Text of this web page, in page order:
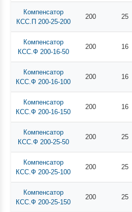
Компенсатор
КСС.П 200-25-200
200 25
Компенсатор
КСС.Ф 200-16-50
200 16
Компенсатор
КСС.Ф 200-16-100
200 16
Компенсатор
КСС.Ф 200-16-150
200 16
Компенсатор
КСС.Ф 200-25-50
200 25
Компенсатор
КСС.Ф 200-25-100
200 25
Компенсатор
КСС.Ф 200-25-150
200 25